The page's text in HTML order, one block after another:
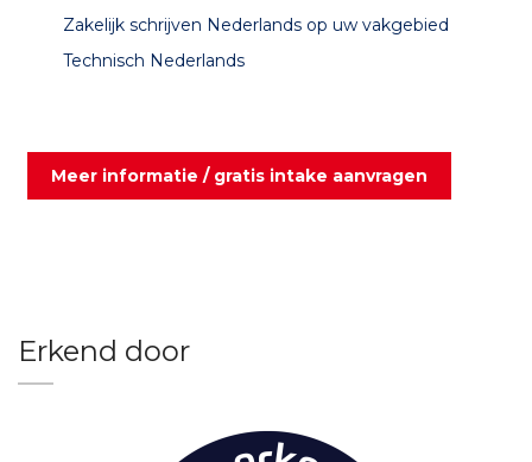
Zakelijk schrijven Nederlands op uw vakgebied
Technisch Nederlands
Meer informatie / gratis intake aanvragen
Erkend door